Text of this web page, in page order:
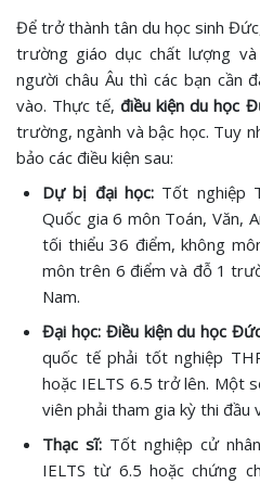
Để trở thành tân du học sinh
trường giáo dục chất lượng
người châu Âu thì các bạn cần
vào. Thực tế,điều kiện du học
trường, ngành và bậc học. Tuy
bảo các điều kiện sau:
Dự bị đại học:Tốt nghiệp
Quốc gia 6 môn Toán, Văn,
tối thiểu 36 điểm, không
môn trên 6 điểm và đỗ 1
Nam.
Đại học: Điều kiện du học
quốc tế phải tốt nghiệp
hoặc IELTS 6.5 trở lên. Một
viên phải tham gia kỳ thi đầu
Thạc sĩ:Tốt nghiệp cử
IELTS từ 6.5 hoặc chứng